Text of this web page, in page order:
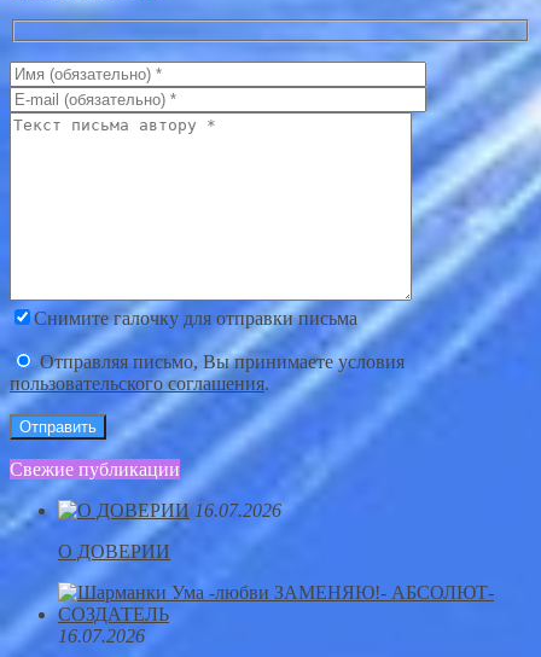
Снимите галочку для отправки письма
Отправляя письмо, Вы принимаете условия
пользовательского соглашения.
Свежие публикации
16.07.2026
О ДОВЕРИИ
16.07.2026